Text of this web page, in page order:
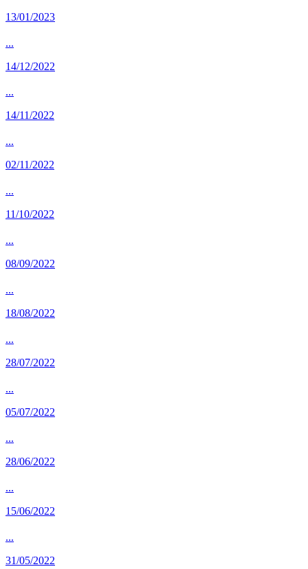
13/01/2023
...
14/12/2022
...
14/11/2022
...
02/11/2022
...
11/10/2022
...
08/09/2022
...
18/08/2022
...
28/07/2022
...
05/07/2022
...
28/06/2022
...
15/06/2022
...
31/05/2022